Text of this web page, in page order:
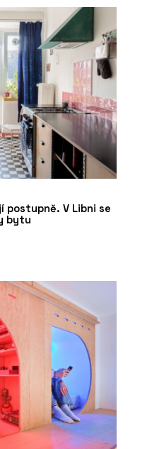
postupně. V Libni se
bytu